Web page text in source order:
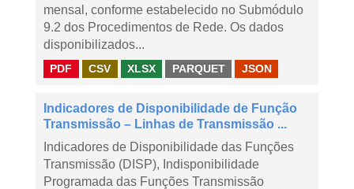
mensal, conforme estabelecido no Submódulo
9.2 dos Procedimentos de Rede. Os dados
disponibilizados...
PDF CSV XLSX PARQUET JSON
Indicadores de Disponibilidade de Função
Transmissão – Linhas de Transmissão ...
Indicadores de Disponibilidade das Funções
Transmissão (DISP), Indisponibilidade
Programada das Funções Transmissão